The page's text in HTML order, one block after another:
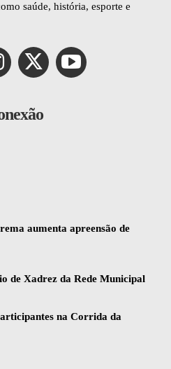
saúde, história, esporte e
aumenta apreensão de
de Xadrez da Rede Municipal
na Corrida da